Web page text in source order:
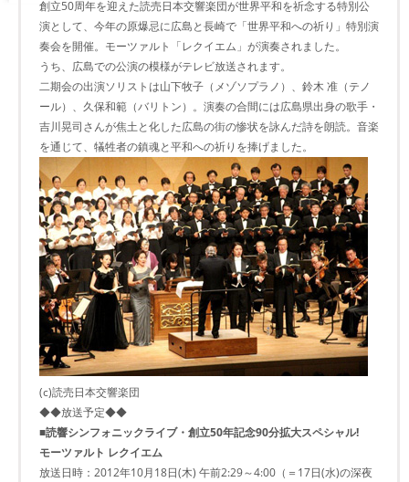
創立50周年を迎えた読売日本交響楽団が世界平和を祈念する特別公
演として、今年の原爆忌に広島と長崎で「世界平和への祈り」特別演
奏会を開催。モーツァルト「レクイエム」が演奏されました。
うち、広島での公演の模様がテレビ放送されます。
二期会の出演ソリストは山下牧子（メゾソプラノ）、鈴木 准（テノ
ール）、久保和範（バリトン）。演奏の合間には広島県出身の歌手・
吉川晃司さんが焦土と化した広島の街の惨状を詠んだ詩を朗読。音楽
を通じて、犠牲者の鎮魂と平和への祈りを捧げました。
(c)読売日本交響楽団
◆◆放送予定◆◆
■読響シンフォニックライブ・創立50年記念90分拡大スペシャル!
モーツァルト レクイエム
放送日時：2012年10月18日(木) 午前2:29～4:00（＝17日(水)の深夜